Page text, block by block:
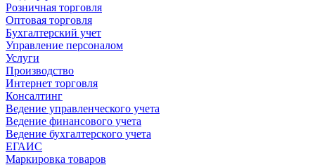
Розничная торговля
Оптовая торговля
Бухгалтерский учет
Управление персоналом
Услуги
Производство
Интернет торговля
Консалтинг
Ведение управленческого учета
Ведение финансового учета
Ведение бухгалтерского учета
ЕГАИС
Маркировка товаров